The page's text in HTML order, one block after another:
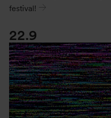
festival!
22.9